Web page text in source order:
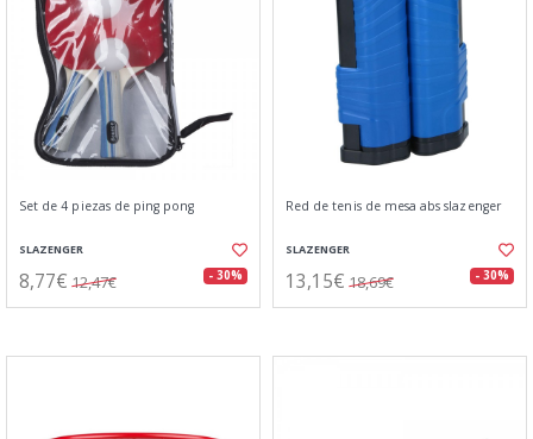
Set de 4 piezas de ping pong
SLAZENGER
8,77€ 12,47€ - 30%
Red de tenis de mesa abs slazenger
SLAZENGER
13,15€ 18,69€ - 30%